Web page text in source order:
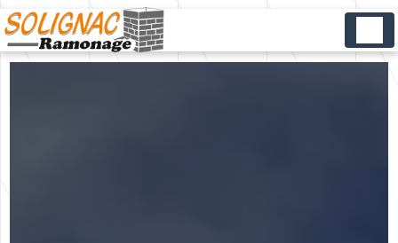
Panneau de gestion des cookies